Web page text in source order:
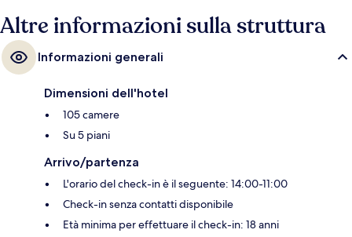
Altre informazioni sulla struttura
Informazioni generali
Dimensioni dell'hotel
105 camere
Su 5 piani
Arrivo/partenza
L'orario del check-in è il seguente: 14:00-11:00
Check-in senza contatti disponibile
Età minima per effettuare il check-in: 18 anni